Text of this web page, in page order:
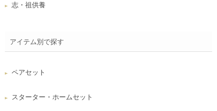
志・祖供養
アイテム別で探す
ペアセット
スターター・ホームセット